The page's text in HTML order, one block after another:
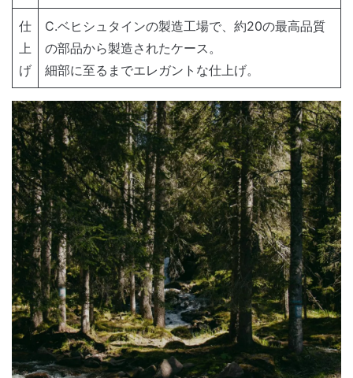
仕
上
げ
C.ベヒシュタインの製造工場で、約20の最高品質
の部品から製造されたケース。
細部に至るまでエレガントな仕上げ。